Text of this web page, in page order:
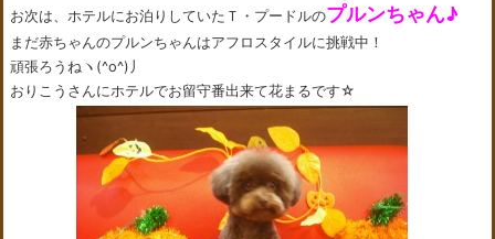
お次は、ホテルにお泊りしていたＴ・プードルのプルンちゃん♪
まだ赤ちゃんのプルンちゃんはアフロスタイルに挑戦中！
頑張ろうねヽ(^o^)丿
おりこうさんにホテルでお留守番出来て花まるです☆